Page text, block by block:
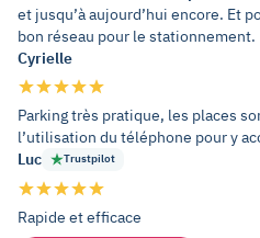
et jusqu’à aujourd’hui encore. Et
bon réseau pour le stationnement.
Cyrielle
Parking très pratique, les places
l’utilisation du téléphone pour y
Luc
Trustpilot
Rapide et efficace